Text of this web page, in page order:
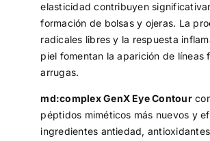
elasticidad contribuyen
formación de bolsas y ojeras. La
radicales libres y la respuesta
piel fomentan la aparición de líneas
arrugas.
md:complex GenX Eye Contour
péptidos miméticos más nuevos y
ingredientes antiedad,